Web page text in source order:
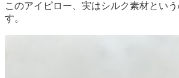
このアイピロー、実はシルク素材とい
す。